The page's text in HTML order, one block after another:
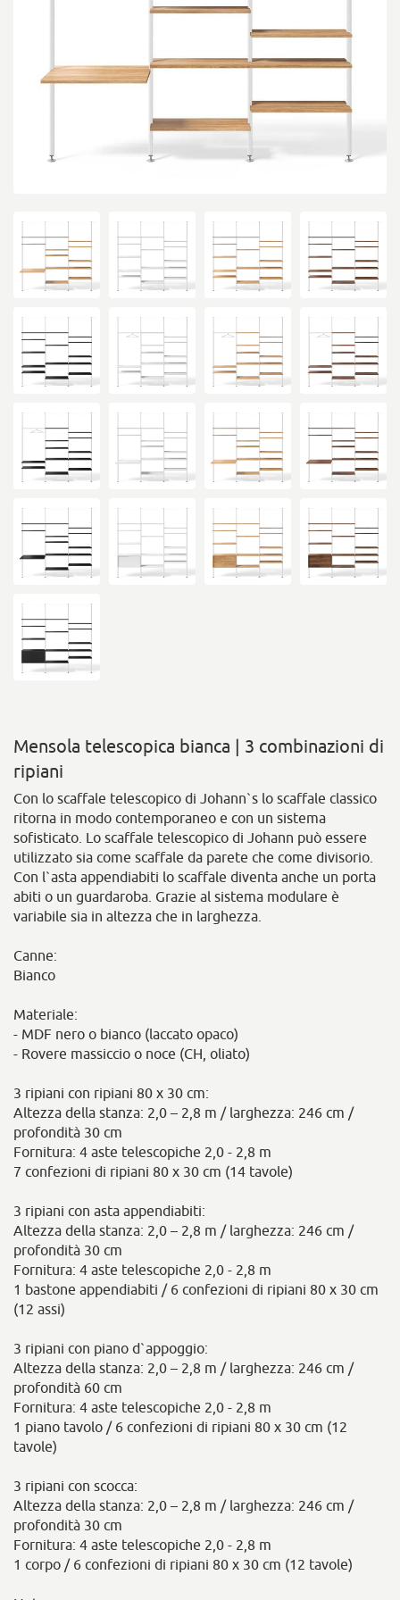
Mensola telescopica bianca | 3 combinazioni di
ripiani
Con lo scaffale telescopico di Johann`s lo scaffale classico
ritorna in modo contemporaneo e con un sistema
sofisticato. Lo scaffale telescopico di Johann può essere
utilizzato sia come scaffale da parete che come divisorio.
Con l`asta appendiabiti lo scaffale diventa anche un porta
abiti o un guardaroba. Grazie al sistema modulare è
variabile sia in altezza che in larghezza.
Canne:
Bianco
Materiale:
- MDF nero o bianco (laccato opaco)
- Rovere massiccio o noce (CH, oliato)
3 ripiani con ripiani 80 x 30 cm:
Altezza della stanza: 2,0 – 2,8 m / larghezza: 246 cm /
profondità 30 cm
Fornitura: 4 aste telescopiche 2,0 - 2,8 m
7 confezioni di ripiani 80 x 30 cm (14 tavole)
3 ripiani con asta appendiabiti:
Altezza della stanza: 2,0 – 2,8 m / larghezza: 246 cm /
profondità 30 cm
Fornitura: 4 aste telescopiche 2,0 - 2,8 m
1 bastone appendiabiti / 6 confezioni di ripiani 80 x 30 cm
(12 assi)
3 ripiani con piano d`appoggio:
Altezza della stanza: 2,0 – 2,8 m / larghezza: 246 cm /
profondità 60 cm
Fornitura: 4 aste telescopiche 2,0 - 2,8 m
1 piano tavolo / 6 confezioni di ripiani 80 x 30 cm (12
tavole)
3 ripiani con scocca:
Altezza della stanza: 2,0 – 2,8 m / larghezza: 246 cm /
profondità 30 cm
Fornitura: 4 aste telescopiche 2,0 - 2,8 m
1 corpo / 6 confezioni di ripiani 80 x 30 cm (12 tavole)